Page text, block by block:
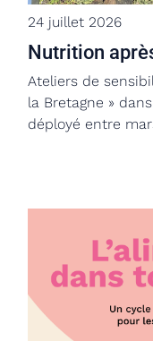
24 juillet 2026
Nutrition
Ateliers de
la Bretagne »
déployé entre